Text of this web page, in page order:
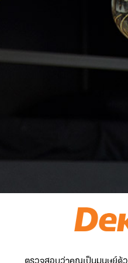
ตรวจสอบว่าคุณเป็นมนุษย์ด้ว